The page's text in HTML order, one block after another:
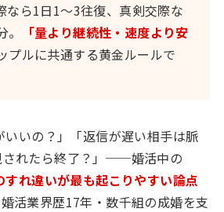
なら1日1〜3往復、真剣交際な
「量より継続性・速度より安
プルに共通する黄金ルールで
いいの？」「返信が遅い相手は脈
されたら終了？」──婚活中の
すれ違いが最も起こりやすい論点
活業界歴17年・数千組の成婚を支